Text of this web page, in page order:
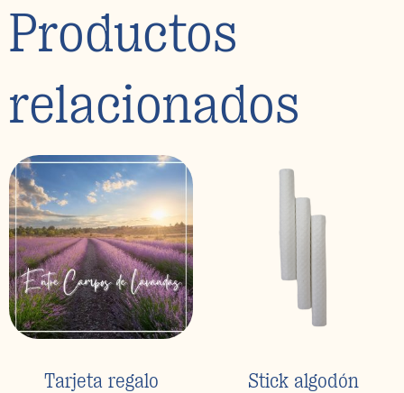
Productos
relacionados
Tarjeta regalo
Stick algodón